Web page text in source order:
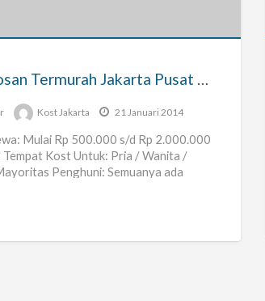
Kost Jakarta 21 Januari 2014
Mulai Rp 500.000 s/d Rp 2.000.000
Tempat Kost Untuk: Pria / Wanita /
Penghuni: Semuanya ada